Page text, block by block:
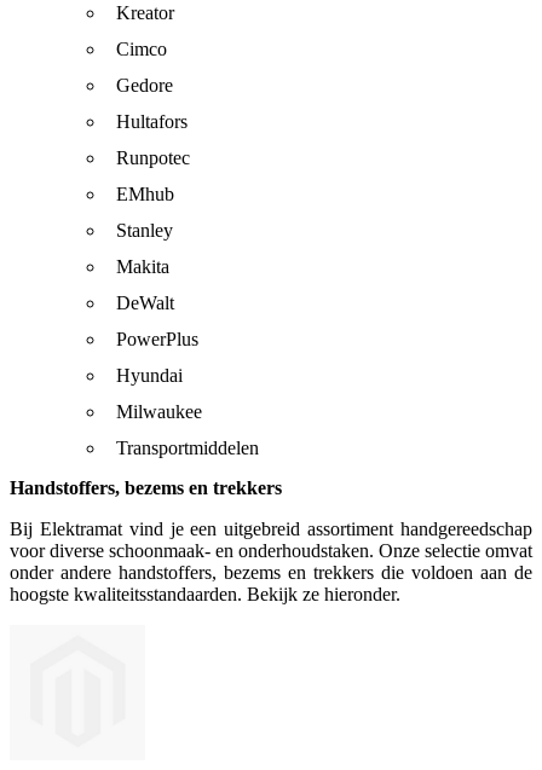
Kreator
Cimco
Gedore
Hultafors
Runpotec
EMhub
Stanley
Makita
DeWalt
PowerPlus
Hyundai
Milwaukee
Transportmiddelen
Handstoffers, bezems en trekkers
Bij Elektramat vind je een uitgebreid assortiment handgereedschap
voor diverse schoonmaak- en onderhoudstaken. Onze selectie omvat
onder andere handstoffers, bezems en trekkers die voldoen aan de
hoogste kwaliteitsstandaarden. Bekijk ze hieronder.